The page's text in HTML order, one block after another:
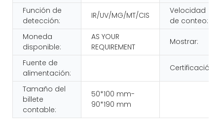
Función de
detección:
IR/UV/MG/MT/CIS
Velocidad
de conteo:
Moneda
disponible:
AS YOUR
REQUIREMENT
Mostrar:
Fuente de
alimentación:
Certificación:
Tamaño del
billete
contable:
50*100 mm-
90*190 mm